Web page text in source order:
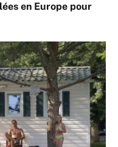
en Europe pour